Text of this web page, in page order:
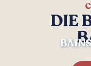
DIE